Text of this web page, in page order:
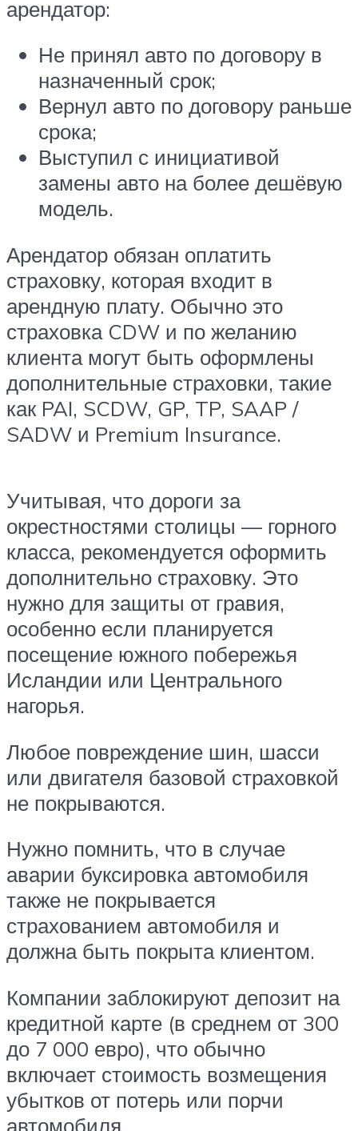
арендатор:
Не принял авто по договору в
назначенный срок;
Вернул авто по договору раньше
срока;
Выступил с инициативой
замены авто на более дешёвую
модель.
Арендатор обязан оплатить
страховку, которая входит в
арендную плату. Обычно это
страховка CDW и по желанию
клиента могут быть оформлены
дополнительные страховки, такие
как PAI, SCDW, GP, TP, SAAP /
SADW и Premium Insurance.
Учитывая, что дороги за
окрестностями столицы — горного
класса, рекомендуется оформить
дополнительно страховку. Это
нужно для защиты от гравия,
особенно если планируется
посещение южного побережья
Исландии или Центрального
нагорья.
Любое повреждение шин, шасси
или двигателя базовой страховкой
не покрываются.
Нужно помнить, что в случае
аварии буксировка автомобиля
также не покрывается
страхованием автомобиля и
должна быть покрыта клиентом.
Компании заблокируют депозит на
кредитной карте (в среднем от 300
до 7 000 евро), что обычно
включает стоимость возмещения
убытков от потерь или порчи
автомобиля.